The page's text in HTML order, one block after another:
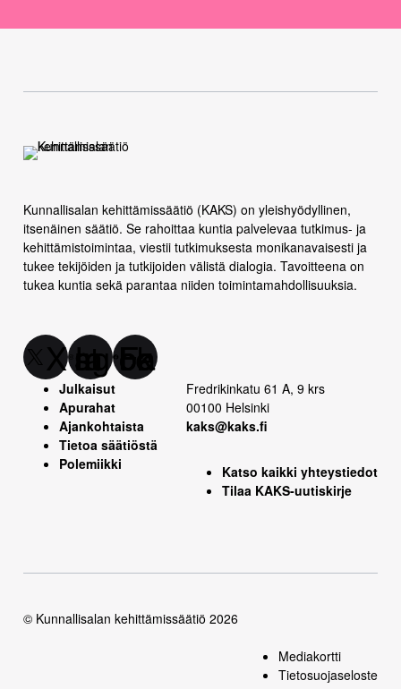
Kunnallisalan kehittämissäätiö (KAKS) on yleishyödyllinen,
itsenäinen säätiö. Se rahoittaa kuntia palvelevaa tutkimus- ja
kehittämistoimintaa, viestii tutkimuksesta monikanavaisesti ja
tukee tekijöiden ja tutkijoiden välistä dialogia. Tavoitteena on
tukea kuntia sekä parantaa niiden toimintamahdollisuuksia.
XInstagram Facebook
Julkaisut
Apurahat
Ajankohtaista
Tietoa säätiöstä
Polemiikki
Fredrikinkatu 61 A, 9 krs
00100 Helsinki
kaks@kaks.fi
Katso kaikki yhteystiedot
Tilaa KAKS-uutiskirje
© Kunnallisalan kehittämissäätiö 2026
Mediakortti
Tietosuojaseloste